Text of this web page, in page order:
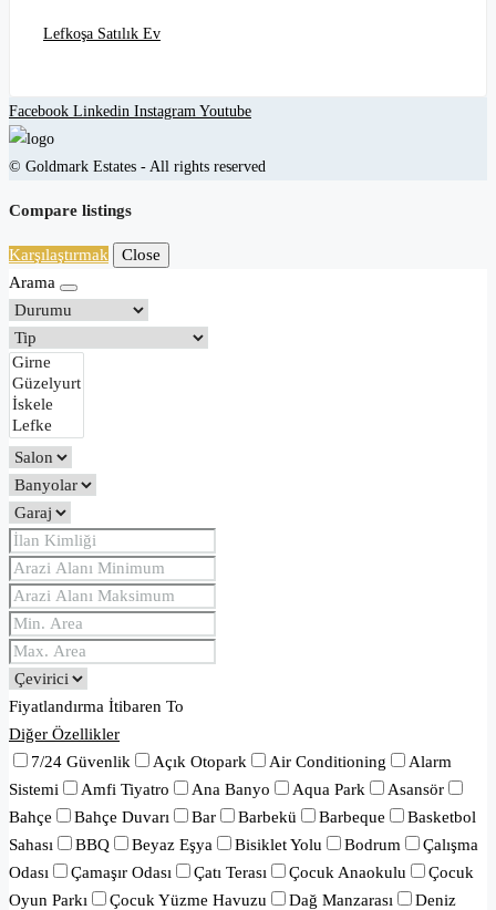
Lefkoşa Satılık Ev
Facebook Linkedin Instagram Youtube
© Goldmark Estates - All rights reserved
Compare listings
Karşılaştırmak
Close
Arama
Fiyatlandırma İtibaren To
Diğer Özellikler
7/24 Güvenlik
Açık Otopark Air Conditioning
Alarm
Sistemi
Amfi Tiyatro Ana Banyo Aqua Park
Asansör
Bahçe
Bahçe Duvarı Bar Barbekü Barbeque
Basketbol
Sahası
BBQ Beyaz Eşya Bisiklet Yolu Bodrum
Çalışma
Odası
Çamaşır Odası Çatı Terası Çocuk Anaokulu
Çocuk
Oyun Parkı
Çocuk Yüzme Havuzu Dağ Manzarası
Deniz